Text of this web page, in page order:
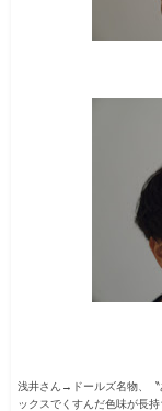
浅井さん→ドールズ名物、〝
ックスでくすんだ色味が長持